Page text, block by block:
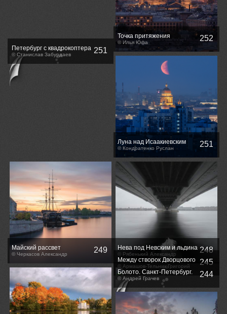
Точка притяжения
© Илья Юфа 252
Петербург с квадрокоптера
№n+?
© Станислав Забурдаев 251
Луна над Исаакиевским
собором
© Кондратенко Руслан 251
Майский рассвет
© Черкасов Александр 249 Нева под Невским и льдина
© Рябенький Александр 248
Между створок Дворцового
моста
© Армашов-Тельник Григорий 245
Болото. Санкт-Петербург.
© Андрей Грачев 244